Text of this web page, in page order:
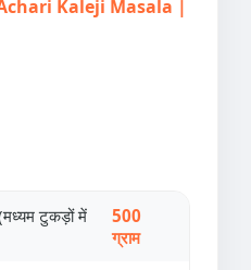
Achari Kaleji Masala |
टुकड़ों में
500
ग्राम